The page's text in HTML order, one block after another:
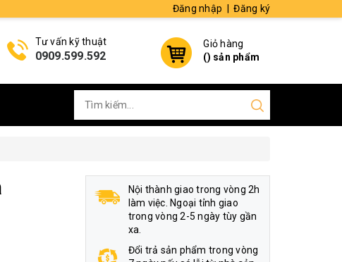
Đăng nhập Đăng ký
Tư vấn kỹ thuật
0909.599.592
Giỏ hàng
() sản phẩm
Nội thành giao trong vòng 2h
làm việc. Ngoại tỉnh giao
trong vòng 2-5 ngày tùy gần
xa.
Đổi trả sản phẩm trong vòng